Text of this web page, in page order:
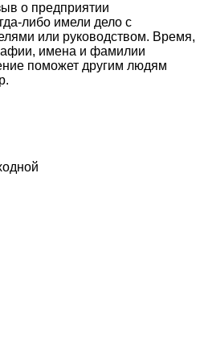
о предприятии
либо имели дело с
или руководством. Время,
имена и фамилии
поможет другим людям